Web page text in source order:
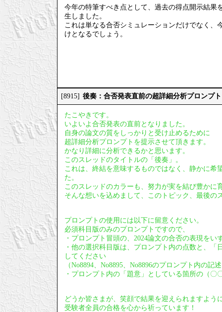
今年の特筆すべき点として、過去の得点開示結果
生しました。
これは単なる合否シミュレーションだけでなく
けとなるでしょう。
[8915] 後奏：合否発表直前の超詳細分析プロンプ
たこやきです。
いよいよ合否発表の直前となりました。
自身の論文の質をしっかりと受け止めるために
超詳細分析プロンプトを提示させて頂きます。
かなり詳細に分析できるかと思います。
このスレッドのタイトルの「後奏」。
これは、終結を意味するものではなく、静かに
た。
このスレッドのカラーも、努力が実を結び豊かに
そんな想いを込めまして、このトピック、最後の
プロンプトの使用には以下に留意ください。
必須科目版のみのプロンプトですので、
・プロンプト冒頭の、2024論文の合否の表現をい
・他の選択科目版は、プロンプト内の点数と、
してください
（No8894、No8895、No8896のプロンプト内の記
・プロンプト内の「題意」としている箇所の（
どうか皆さまが、笑顔で結果を迎えられますよう
受験者全員の合格を心から祈っています！